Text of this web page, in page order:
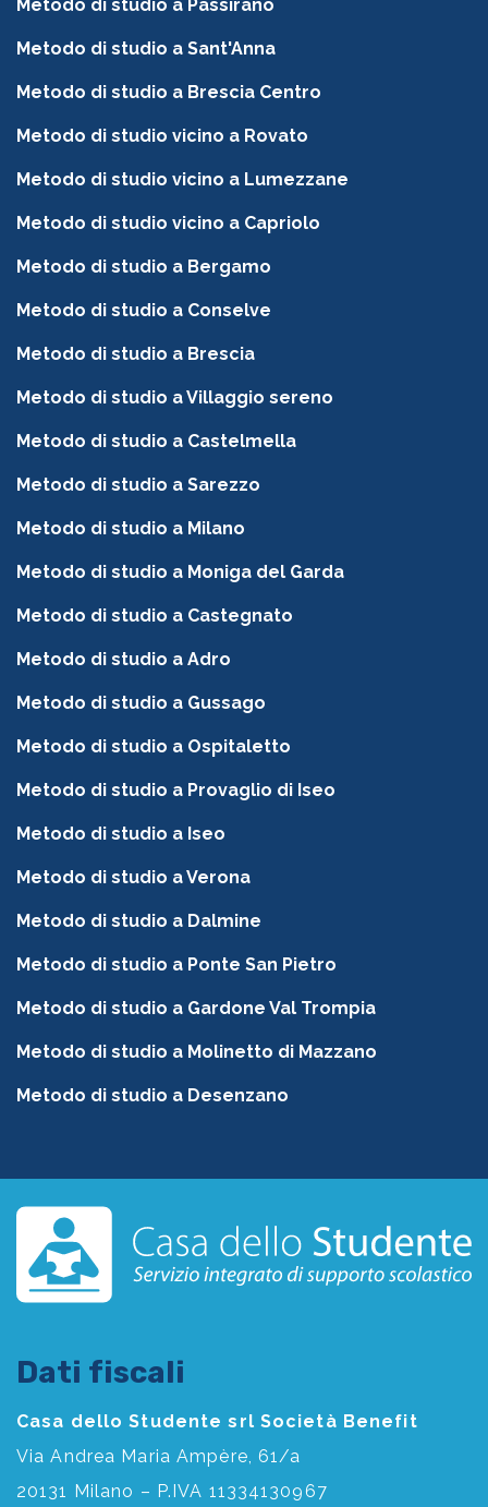
Metodo di studio a Passirano
Metodo di studio a Sant'Anna
Metodo di studio a Brescia Centro
Metodo di studio vicino a Rovato
Metodo di studio vicino a Lumezzane
Metodo di studio vicino a Capriolo
Metodo di studio a Bergamo
Metodo di studio a Conselve
Metodo di studio a Brescia
Metodo di studio a Villaggio sereno
Metodo di studio a Castelmella
Metodo di studio a Sarezzo
Metodo di studio a Milano
Metodo di studio a Moniga del Garda
Metodo di studio a Castegnato
Metodo di studio a Adro
Metodo di studio a Gussago
Metodo di studio a Ospitaletto
Metodo di studio a Provaglio di Iseo
Metodo di studio a Iseo
Metodo di studio a Verona
Metodo di studio a Dalmine
Metodo di studio a Ponte San Pietro
Metodo di studio a Gardone Val Trompia
Metodo di studio a Molinetto di Mazzano
Metodo di studio a Desenzano
Dati fiscali
Casa dello Studente srl Società Benefit
Via Andrea Maria Ampère, 61/a
20131 Milano – P.IVA 11334130967